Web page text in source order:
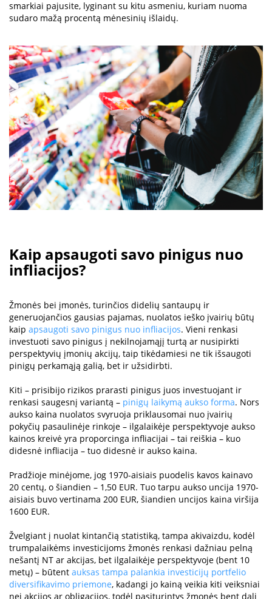
smarkiai pajusite, lyginant su kitu asmeniu, kuriam nuoma
sudaro mažą procentą mėnesinių išlaidų.
Kaip apsaugoti savo pinigus nuo
infliacijos?
Žmonės bei įmonės, turinčios didelių santaupų ir
generuojančios gausias pajamas, nuolatos ieško įvairių būtų
kaip apsaugoti savo pinigus nuo infliacijos. Vieni renkasi
investuoti savo pinigus į nekilnojamąjį turtą ar nusipirkti
perspektyvių įmonių akcijų, taip tikėdamiesi ne tik išsaugoti
pinigų perkamąją galią, bet ir užsidirbti.
Kiti – prisibijo rizikos prarasti pinigus juos investuojant ir
renkasi saugesnį variantą – pinigų laikymą aukso forma. Nors
aukso kaina nuolatos svyruoja priklausomai nuo įvairių
pokyčių pasaulinėje rinkoje – ilgalaikėje perspektyvoje aukso
kainos kreivė yra proporcinga infliacijai – tai reiškia – kuo
didesnė infliacija – tuo didesnė ir aukso kaina.
Pradžioje minėjome, jog 1970-aisiais puodelis kavos kainavo
20 centų, o šiandien – 1,50 EUR. Tuo tarpu aukso uncija 1970-
aisiais buvo vertinama 200 EUR, šiandien uncijos kaina viršija
1600 EUR.
Žvelgiant į nuolat kintančią statistiką, tampa akivaizdu, kodėl
trumpalaikėms investicijoms žmonės renkasi dažniau pelną
nešantį NT ar akcijas, bet ilgalaikėje perspektyvoje (bent 10
metų) – būtent auksas tampa palankia investicijų portfelio
diversifikavimo priemone, kadangi jo kainą veikia kiti veiksniai
nei akcijos ar obligacijos, todėl pasiturintys žmonės bent dalį